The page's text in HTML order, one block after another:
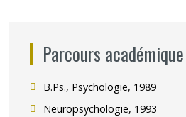
Parcours académique
B.Ps., Psychologie, 1989
Neuropsychologie, 1993